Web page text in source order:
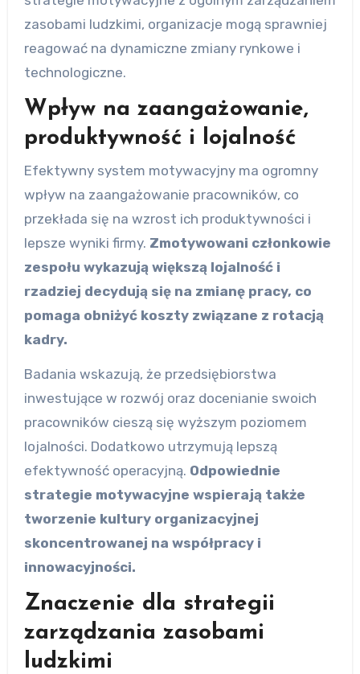
zasobami ludzkimi, organizacje mogą sprawniej
reagować na dynamiczne zmiany rynkowe i
technologiczne.
Wpływ na zaangażowanie,
produktywność i lojalność
Efektywny system motywacyjny ma ogromny
wpływ na zaangażowanie pracowników, co
przekłada się na wzrost ich produktywności i
lepsze wyniki firmy. Zmotywowani członkowie
zespołu wykazują większą lojalność i
rzadziej decydują się na zmianę pracy, co
pomaga obniżyć koszty związane z rotacją
kadry.
Badania wskazują, że przedsiębiorstwa
inwestujące w rozwój oraz docenianie swoich
pracowników cieszą się wyższym poziomem
lojalności. Dodatkowo utrzymują lepszą
efektywność operacyjną. Odpowiednie
strategie motywacyjne wspierają także
tworzenie kultury organizacyjnej
skoncentrowanej na współpracy i
innowacyjności.
Znaczenie dla strategii
zarządzania zasobami
ludzkimi